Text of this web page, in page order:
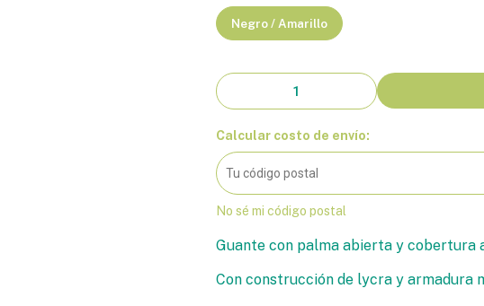
Negro / Amarillo
Calcular costo de envío:
No sé mi código postal
Guante con palma abierta y cobertura
Con construcción de lycra y armadura